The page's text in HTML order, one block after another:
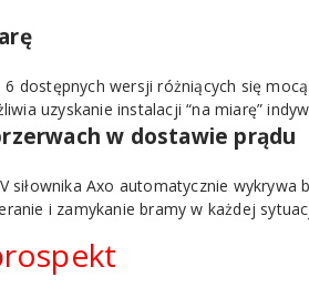
dostępnych wersji różniących się
uzyskanie instalacji “na miarę”
w dostawie prądu
siłownika Axo automatycznie
i zamykanie bramy w każdej